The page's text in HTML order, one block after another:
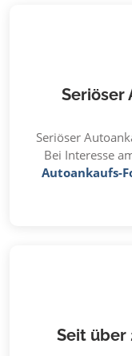
Seriöser
Seriöser
Bei Interesse
Autoankaufs-
Seit über